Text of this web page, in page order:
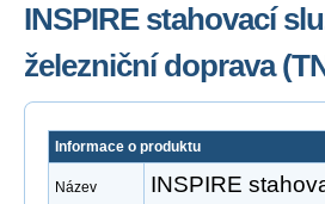
INSPIRE stahovací
železniční doprava
Informace o produktu
Název
INSPIRE